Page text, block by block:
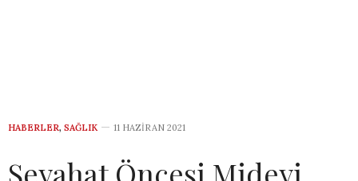
HABERLER, SAĞLIK 11 HAZIRAN 2021
Seyahat Öncesi Mideyi